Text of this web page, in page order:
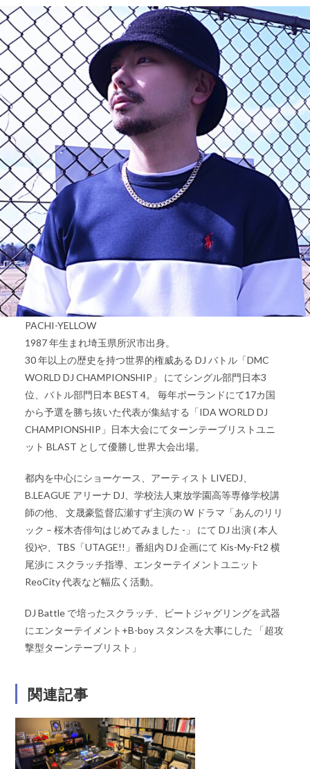
PACHI-YELLOW
1987 年生まれ埼玉県所沢市出身。
30 年以上の歴史を持つ世界的権威ある DJ バトル「DMC
WORLD DJ CHAMPIONSHIP」 にてシングル部門日本3
位、バトル部門日本 BEST 4。 毎年ポーランドにて17カ国
から予選を勝ち抜いた代表が集結する「IDA WORLD DJ
CHAMPIONSHIP」日本大会にてターンテーブリストユニ
ット BLAST として優勝し世界大会出場。
都内を中心にショーケース、アーティスト LIVEDJ、
B.LEAGUE アリーナ DJ、学校法人東放学園高等専修学校講
師の他、 文晟豪監督広瀬すず主演の W ドラマ「あんのリリ
ック – 桜木杏俳句はじめてみました -」 にて DJ 出演 ( 本人
役)や、TBS「UTAGE!!」番組内 DJ 企画にて Kis-My-Ft2 横
尾渉に スクラッチ指導、エンターテイメントユニット
ReoCity 代表など幅広く活動。
DJ Battle で培ったスクラッチ、ビートジャグリングを武器
にエンターテイメント+B-boy スタンスを大事にした 「超攻
撃型ターンテーブリスト」
関連記事